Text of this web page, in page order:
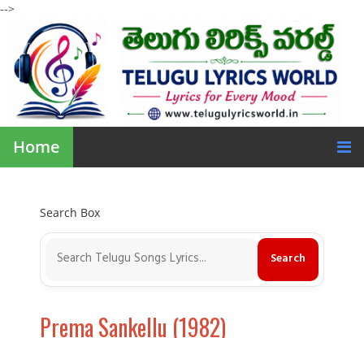
-->
Home
Search Box
Prema Sankellu (1982)